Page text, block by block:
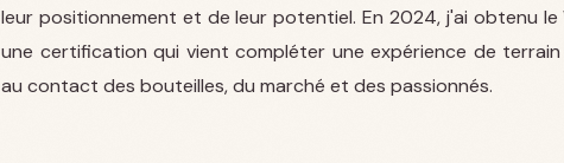
leur positionnement et de leur potentiel. En 2024, j'ai obtenu le
une certification qui vient compléter une expérience de
au contact des bouteilles, du marché et des passionnés.